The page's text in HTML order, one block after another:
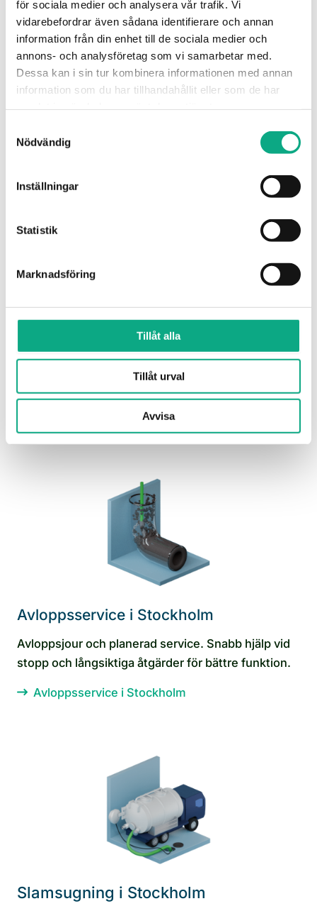
för sociala medier och analysera vår trafik. Vi
vidarebefordrar även sådana identifierare och annan
information från din enhet till de sociala medier och
annons- och analysföretag som vi samarbetar med.
Dessa kan i sin tur kombinera informationen med annan
information som du har tillhandahållit eller som de har
Nödvändig
Inställningar
Statistik
Marknadsföring
Tillåt alla
Tillåt urval
Avvisa
Avloppsspolning i Stockholm
Spolbil som rensar bort avlagringar och hjälper dig
få tillbaka ett jämnt flöde när avloppet börjar strula.
Högtrycksspolning i Stockholm
högtrycksspolning och flödet återställs på ett
Högtrycksspolning i Stockholm
Avloppsservice i Stockholm
Avloppsjour och planerad service. Snabb hjälp vid
stopp och långsiktiga åtgärder för bättre funktion.
Avloppsservice i Stockholm
Slamsugning i Stockholm